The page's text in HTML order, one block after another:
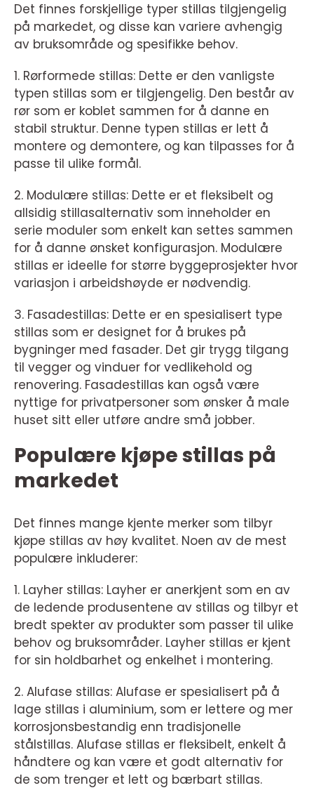
Det finnes forskjellige typer stillas tilgjengelig
på markedet, og disse kan variere avhengig
av bruksområde og spesifikke behov.
1. Rørformede stillas: Dette er den vanligste
typen stillas som er tilgjengelig. Den består av
rør som er koblet sammen for å danne en
stabil struktur. Denne typen stillas er lett å
montere og demontere, og kan tilpasses for å
passe til ulike formål.
2. Modulære stillas: Dette er et fleksibelt og
allsidig stillasalternativ som inneholder en
serie moduler som enkelt kan settes sammen
for å danne ønsket konfigurasjon. Modulære
stillas er ideelle for større byggeprosjekter hvor
variasjon i arbeidshøyde er nødvendig.
3. Fasadestillas: Dette er en spesialisert type
stillas som er designet for å brukes på
bygninger med fasader. Det gir trygg tilgang
til vegger og vinduer for vedlikehold og
renovering. Fasadestillas kan også være
nyttige for privatpersoner som ønsker å male
huset sitt eller utføre andre små jobber.
Populære kjøpe stillas på
markedet
Det finnes mange kjente merker som tilbyr
kjøpe stillas av høy kvalitet. Noen av de mest
populære inkluderer:
1. Layher stillas: Layher er anerkjent som en av
de ledende produsentene av stillas og tilbyr et
bredt spekter av produkter som passer til ulike
behov og bruksområder. Layher stillas er kjent
for sin holdbarhet og enkelhet i montering.
2. Alufase stillas: Alufase er spesialisert på å
lage stillas i aluminium, som er lettere og mer
korrosjonsbestandig enn tradisjonelle
stålstillas. Alufase stillas er fleksibelt, enkelt å
håndtere og kan være et godt alternativ for
de som trenger et lett og bærbart stillas.